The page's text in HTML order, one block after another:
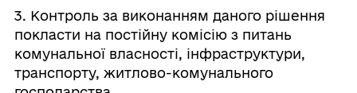
3. Контроль за виконанням даного рішення
покласти на постійну комісію з питань
комунальної власності, інфраструктури,
транспорту, житлово-комунального